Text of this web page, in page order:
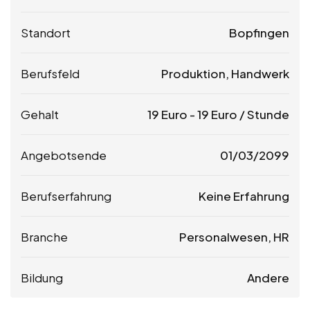
Standort Bopfingen
Berufsfeld Produktion, Handwerk
Gehalt 19 Euro -19 Euro / Stunde
Angebotsende 01/03/2099
Berufserfahrung Keine Erfahrung
Branche Personalwesen, HR
Bildung Andere